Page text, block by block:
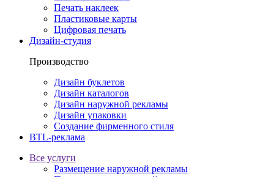
Печать наклеек
Пластиковые карты
Цифровая печать
Дизайн-студия
Производство
Дизайн буклетов
Дизайн каталогов
Дизайн наружной рекламы
Дизайн упаковки
Создание фирменного стиля
BTL-реклама
Все услуги
Размещение наружной рекламы